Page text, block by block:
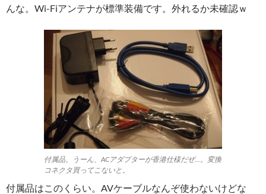
んな。Wi-Fiアンテナが標準装備です。外れるか未確認ｗ
付属品。うーん、ACアダプターが香港仕様だぜ…。変換
コネクタ買ってこないと。
付属品はこのくらい。AVケーブルなんぞ使わないけどな